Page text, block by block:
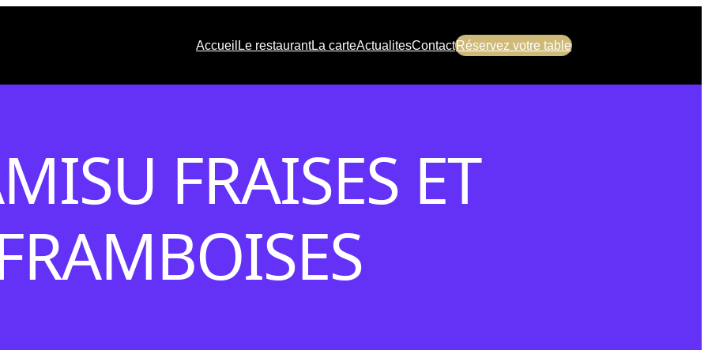
Accueil Le restaurantLa carteActualitesContactRéservez votre table
FRAISES ET